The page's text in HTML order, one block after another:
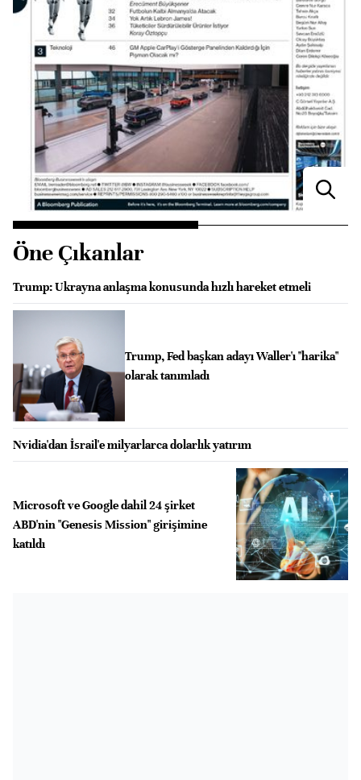
Öne Çıkanlar
Trump: Ukrayna anlaşma konusunda hızlı hareket etmeli
Trump, Fed başkan adayı Waller'ı "harika"
olarak tanımladı
Nvidia'dan İsrail'e milyarlarca dolarlık yatırım
Microsoft ve Google dahil 24 şirket
ABD'nin "Genesis Mission" girişimine
katıldı